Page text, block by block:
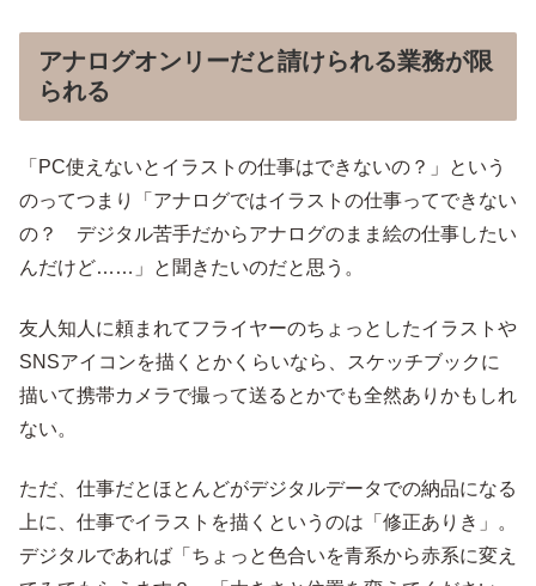
アナログオンリーだと請けられる業務が限
られる
「PC使えないとイラストの仕事はできないの？」という
のってつまり「アナログではイラストの仕事ってできない
の？ デジタル苦手だからアナログのまま絵の仕事したい
んだけど……」と聞きたいのだと思う。
友人知人に頼まれてフライヤーのちょっとしたイラストや
SNSアイコンを描くとかくらいなら、スケッチブックに
描いて携帯カメラで撮って送るとかでも全然ありかもしれ
ない。
ただ、仕事だとほとんどがデジタルデータでの納品になる
上に、仕事でイラストを描くというのは「修正ありき」。
デジタルであれば「ちょっと色合いを青系から赤系に変え